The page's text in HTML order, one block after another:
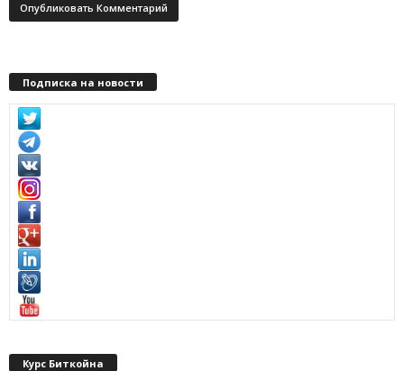
Подписка на новости
Курс Биткойна